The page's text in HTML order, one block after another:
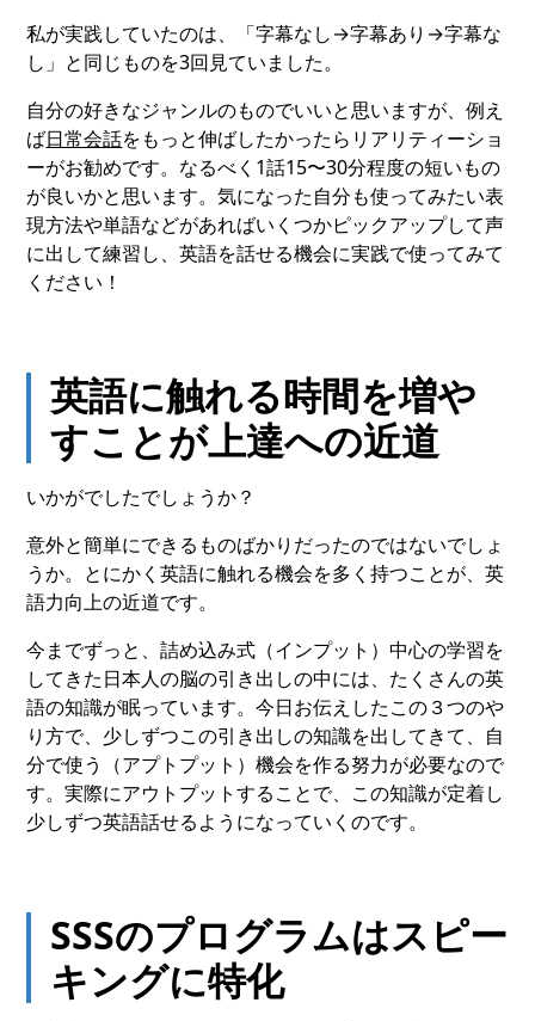
私が実践していたのは、「字幕なし→字幕あり→字幕な
し」と同じものを3回見ていました。
自分の好きなジャンルのものでいいと思いますが、例え
ば日常会話をもっと伸ばしたかったらリアリティーショ
ーがお勧めです。なるべく1話15〜30分程度の短いもの
が良いかと思います。気になった自分も使ってみたい表
現方法や単語などがあればいくつかピックアップして声
に出して練習し、英語を話せる機会に実践で使ってみて
ください！
英語に触れる時間を増や
すことが上達への近道
いかがでしたでしょうか？
意外と簡単にできるものばかりだったのではないでしょ
うか。とにかく英語に触れる機会を多く持つことが、英
語力向上の近道です。
今までずっと、詰め込み式（インプット）中心の学習を
してきた日本人の脳の引き出しの中には、たくさんの英
語の知識が眠っています。今日お伝えしたこの３つのや
り方で、少しずつこの引き出しの知識を出してきて、自
分で使う（アプトプット）機会を作る努力が必要なので
す。実際にアウトプットすることで、この知識が定着し
少しずつ英語話せるようになっていくのです。
SSSのプログラムはスピー
キングに特化